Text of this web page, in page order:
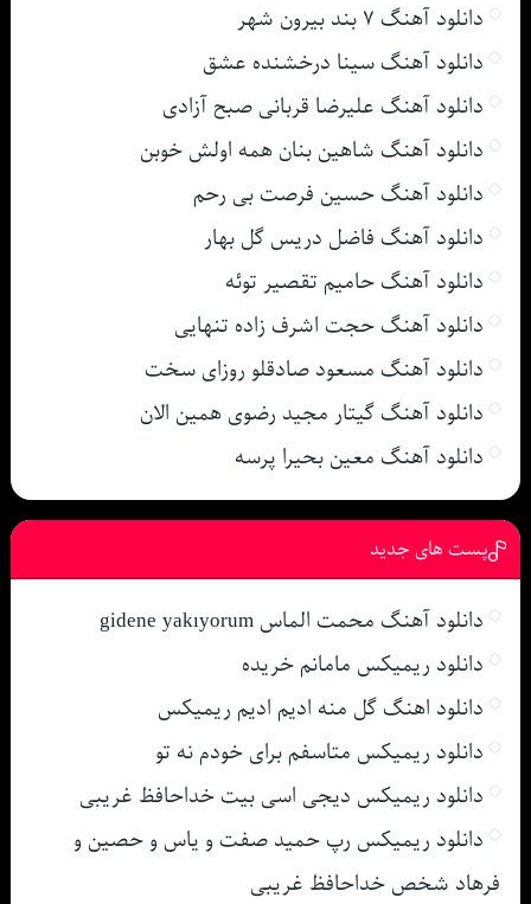
دانلود آهنگ ۷ بند بیرون شهر
دانلود آهنگ سینا درخشنده عشق
دانلود آهنگ علیرضا قربانی صبح آزادی
دانلود آهنگ شاهین بنان همه اولش خوبن
دانلود آهنگ حسین فرصت بی رحم
دانلود آهنگ فاضل دریس گل بهار
دانلود آهنگ حامیم تقصیر توئه
دانلود آهنگ حجت اشرف زاده تنهایی
دانلود آهنگ مسعود صادقلو روزای سخت
دانلود آهنگ گیتار مجید رضوی همین الان
دانلود آهنگ معین بحیرا پرسه
پست های جدید
دانلود آهنگ محمت الماس gidene yakıyorum
دانلود ریمیکس مامانم خریده
دانلود اهنگ گل منه ادیم ادیم ریمیکس
دانلود ریمیکس متاسفم برای خودم نه تو
دانلود ریمیکس دیجی اسی بیت خداحافظ غریبی
دانلود ریمیکس رپ حمید صفت و یاس و حصین و
فرهاد شخص خداحافظ غریبی